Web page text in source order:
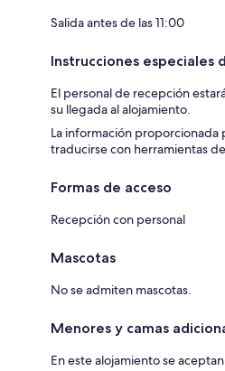
Salida antes de las 11:00
Instrucciones especiales
El personal de recepción
su llegada al alojamiento.
La información
traducirse con herramientas
Formas de acceso
Recepción con personal
Mascotas
No se admiten mascotas.
Menores y camas
En este alojamiento se